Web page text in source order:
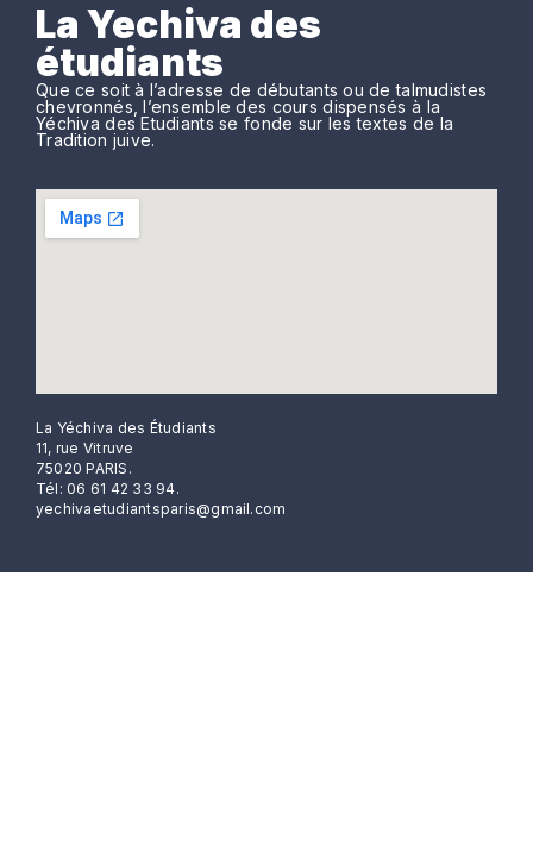
La Yechiva des
étudiants
Que ce soit à l’adresse de débutants ou de talmudistes
chevronnés, l’ensemble des cours dispensés à la
Yéchiva des Etudiants se fonde sur les textes de la
Tradition juive.
La Yéchiva des Étudiants
11, rue Vitruve
75020 PARIS.
Tél: 06 61 42 33 94.
yechivaetudiantsparis@gmail.com